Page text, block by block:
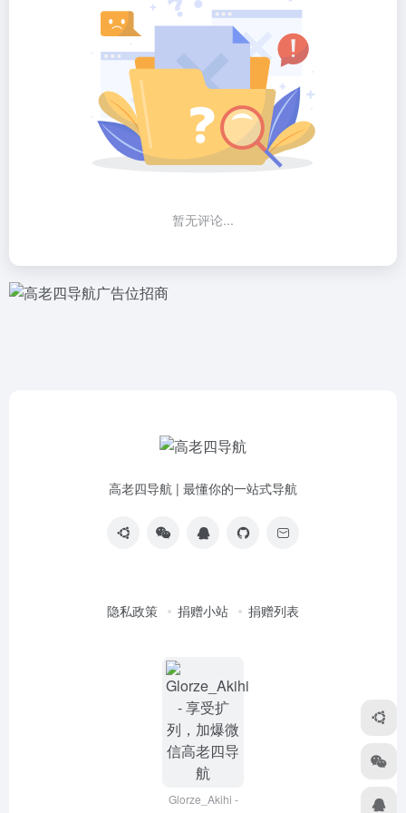
暂无评论...
高老四导航 | 最懂你的一站式导航
隐私政策 捐赠小站 捐赠列表
Glorze_Akihi -